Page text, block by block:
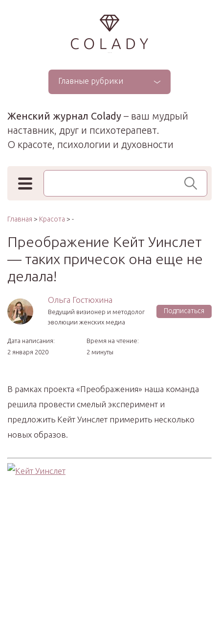
...
Главные рубрики
Женский журнал Colady – ваш мудрый
наставник, друг и психотерапевт.
О красоте, психологии и духовности
Поиск по сайту
Главная > Красота > -
Преображение Кейт Уинслет
— таких причесок она еще не
делала!
Ольга Гостюхина
Ведущий визионер и методолог
эволюции женских медиа
Подписаться
Дата написания:
2 января 2020
Время на чтение:
2 минуты
В рамках проекта «Преображения» наша команда
решила провести смелый эксперимент и
предложить Кейт Уинслет примерить несколько
новых образов.